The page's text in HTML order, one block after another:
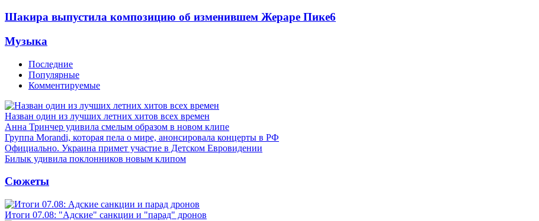
Шакира выпустила композицию об изменившем Жераре Пике6
Музыка
Последние
Популярные
Комментируемые
Назван один из лучших летних хитов всех времен
Анна Тринчер удивила смелым образом в новом клипе
Группа Morandi, которая пела о мире, анонсировала концерты в РФ
Официально. Украина примет участие в Детском Евровидении
Билык удивила поклонников новым клипом
Сюжеты
Итоги 07.08: "Адские" санкции и "парад" дронов